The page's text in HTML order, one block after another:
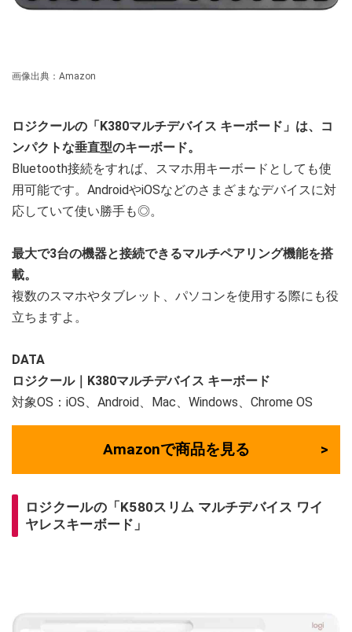
画像出典：Amazon
ロジクールの「K380マルチデバイス キーボード」は、コ
ンパクトな垂直型のキーボード。
Bluetooth接続をすれば、スマホ用キーボードとしても使
用可能です。AndroidやiOSなどのさまざまなデバイスに対
応していて使い勝手も◎。
最大で3台の機器と接続できるマルチペアリング機能を搭
載。
複数のスマホやタブレット、パソコンを使用する際にも役
立ちますよ。
DATA
ロジクール｜K380マルチデバイス キーボード
対象OS：iOS、Android、Mac、Windows、Chrome OS
Amazonで商品を見る
ロジクールの「K580スリム マルチデバイス ワイ
ヤレスキーボード」